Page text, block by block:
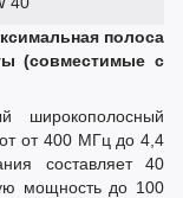
полоса
(совместимые с
широкополосный
от 400 МГц до 4,4
составляет 40
мощность до 100